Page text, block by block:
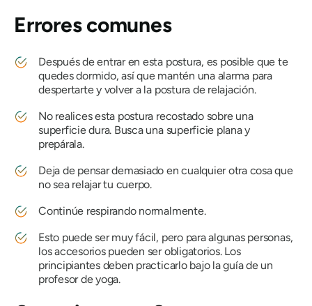
Errores comunes
Después de entrar en esta postura, es posible que te
quedes dormido, así que mantén una alarma para
despertarte y volver a la postura de relajación.
No realices esta postura recostado sobre una
superficie dura. Busca una superficie plana y
prepárala.
Deja de pensar demasiado en cualquier otra cosa que
no sea relajar tu cuerpo.
Continúe respirando normalmente.
Esto puede ser muy fácil, pero para algunas personas,
los accesorios pueden ser obligatorios. Los
principiantes deben practicarlo bajo la guía de un
profesor de yoga.